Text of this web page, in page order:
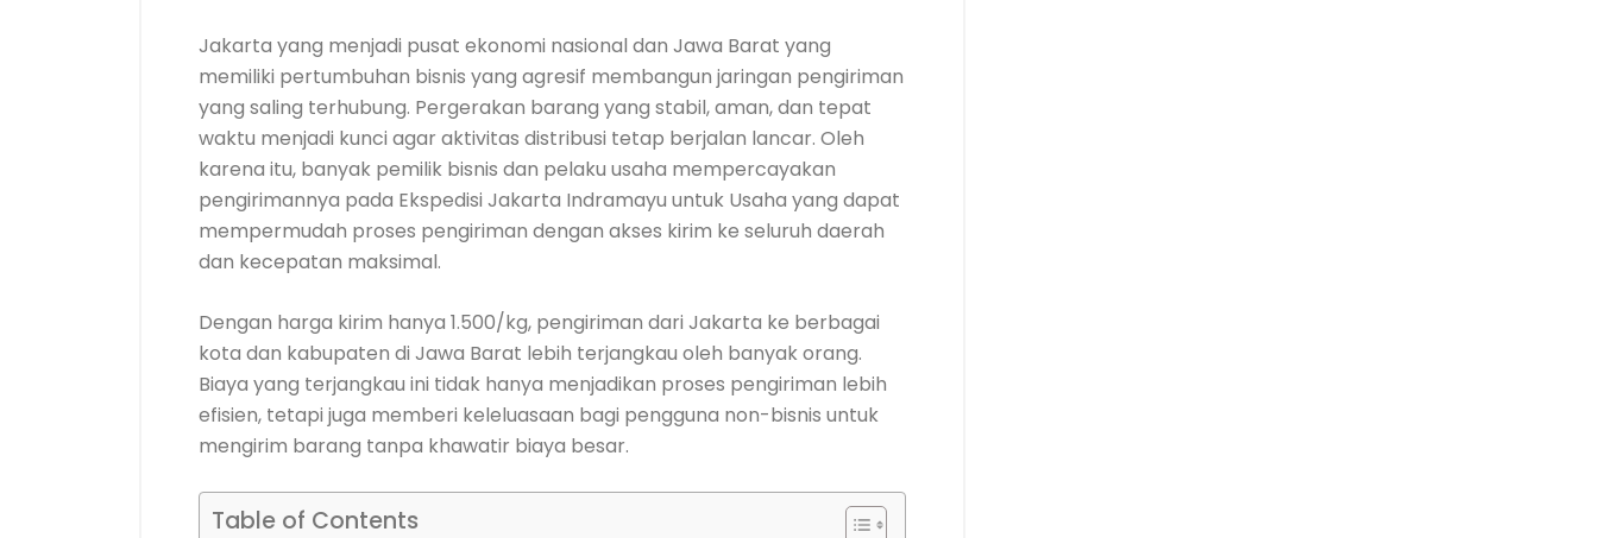
Jakarta yang menjadi pusat ekonomi nasional dan Jawa Barat yang
memiliki pertumbuhan bisnis yang agresif membangun jaringan pengiriman
yang saling terhubung. Pergerakan barang yang stabil, aman, dan tepat
waktu menjadi kunci agar aktivitas distribusi tetap berjalan lancar. Oleh
karena itu, banyak pemilik bisnis dan pelaku usaha mempercayakan
pengirimannya pada Ekspedisi Jakarta Indramayu untuk Usaha yang dapat
mempermudah proses pengiriman dengan akses kirim ke seluruh daerah
dan kecepatan maksimal.
Dengan harga kirim hanya 1.500/kg, pengiriman dari Jakarta ke berbagai
kota dan kabupaten di Jawa Barat lebih terjangkau oleh banyak orang.
Biaya yang terjangkau ini tidak hanya menjadikan proses pengiriman lebih
efisien, tetapi juga memberi keleluasaan bagi pengguna non-bisnis untuk
mengirim barang tanpa khawatir biaya besar.
Table of Contents